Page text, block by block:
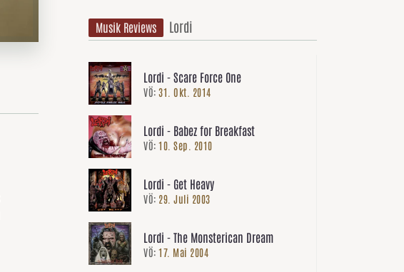
Musik Reviews Lordi
Lordi - Scare Force One
VÖ: 31. Okt. 2014
Lordi - Babez for Breakfast
VÖ: 10. Sep. 2010
Lordi - Get Heavy
VÖ: 29. Juli 2003
Lordi - The Monsterican Dream
VÖ: 17. Mai 2004